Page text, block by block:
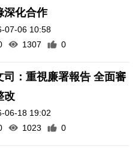
深化合作
07-06 10:58
1307 0
司：重視廉署報告 全面審
改
06-18 19:02
1023 0